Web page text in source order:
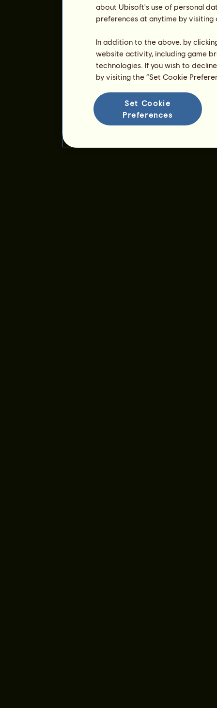
about Ubisoft's use of personal
preferences at anytime by
In addition to the above, by
website activity, including game
technologies. If you wish to
by visiting the “Set Cookie
Set Cookie
Preferences